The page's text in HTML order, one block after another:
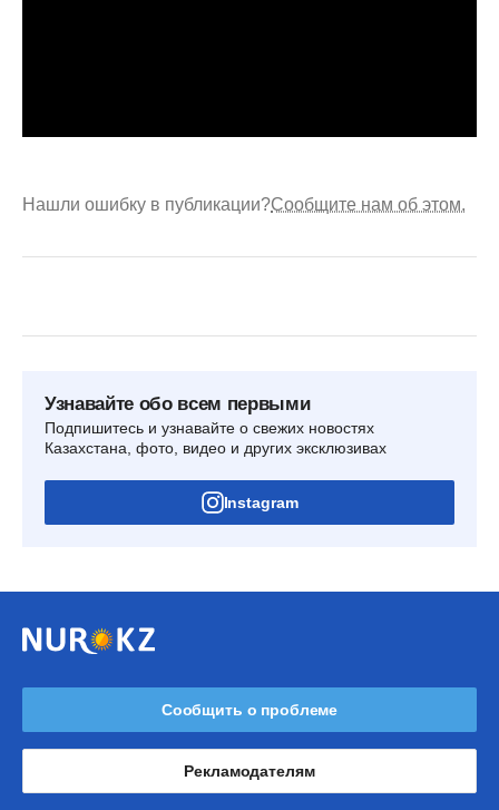
Нашли ошибку в публикации?Сообщите нам об этом.
Узнавайте обо всем первыми
Подпишитесь и узнавайте о свежих новостях
Казахстана, фото, видео и других эксклюзивах
Instagram
Сообщить о проблеме
Рекламодателям